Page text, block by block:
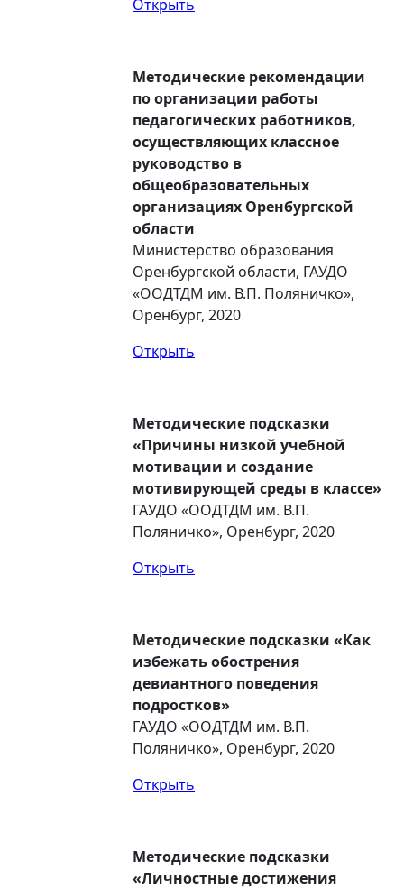
Открыть
Методические рекомендации
по организации работы
педагогических работников,
осуществляющих классное
руководство в
общеобразовательных
организациях Оренбургской
области
Министерство образования
Оренбургской области, ГАУДО
«ООДТДМ им. В.П. Поляничко»,
Оренбург, 2020
Открыть
Методические подсказки
«Причины низкой учебной
мотивации и создание
мотивирующей среды в классе»
ГАУДО «ООДТДМ им. В.П.
Поляничко», Оренбург, 2020
Открыть
Методические подсказки «Как
избежать обострения
девиантного поведения
подростков»
ГАУДО «ООДТДМ им. В.П.
Поляничко», Оренбург, 2020
Открыть
Методические подсказки
«Личностные достижения